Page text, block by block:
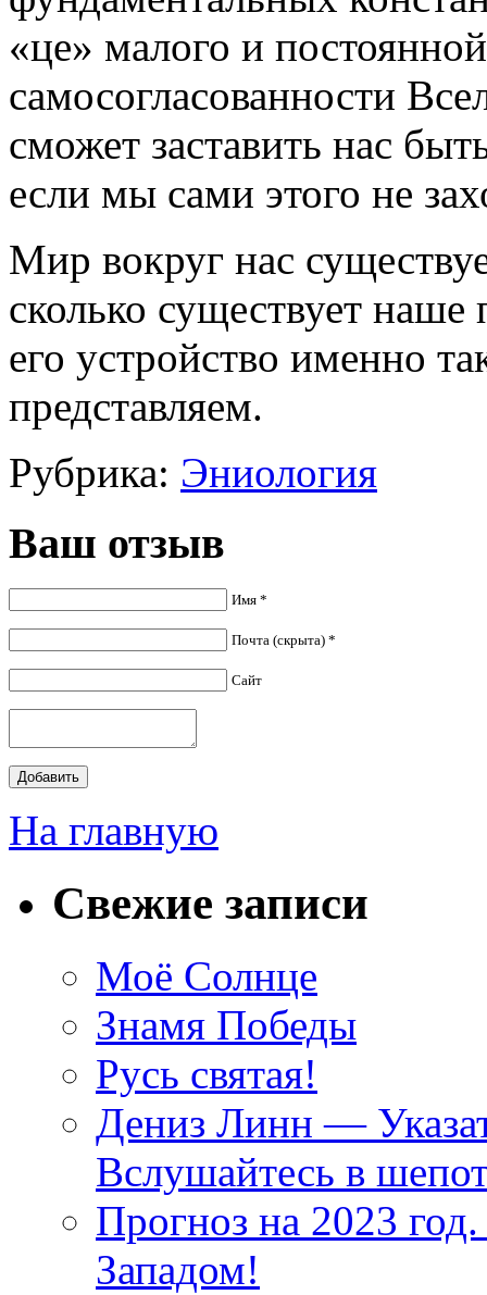
«це» малого и
самосогласованности
сможет заставить нас
если мы сами этого не
Мир вокруг нас
сколько существует
его устройство именно
представляем.
Рубрика: Эниология
Ваш отзыв
Имя *
Почта (скрыта) *
Сайт
На главную
Свежие записи
Моё Солнце
Знамя Победы
Русь святая!
Дениз Линн —
Вслушайтесь в
Прогноз на 2023
Западом!